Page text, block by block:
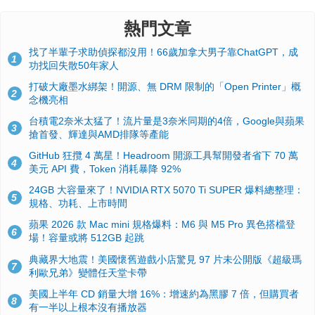
熱門文章
1
找了半輩子求助偵探都沒用！66歲加拿大男子靠ChatGPT，成
功找回失散50年家人
2
打破大廠墨水綁架！開源、無 DRM 限制的「Open Printer」概
念機亮相
3
台積電2奈米太猛了！流片量是3奈米同期的4倍，Google與蘋果
搶首發、輝達與AMD排隊等產能
4
GitHub 狂攬 4 萬星！Headroom 開源工具幫開發者省下 70 萬
美元 API 費，Token 消耗暴降 92%
5
24GB 大容量來了！NVIDIA RTX 5070 Ti SUPER 爆料總整理：
規格、功耗、上市時間
6
蘋果 2026 款 Mac mini 規格爆料：M6 與 M5 Pro 異色搭檔登
場！容量或將 512GB 起跳
7
典藏界大地震！美國懷舊遊戲小店驚見 97 片未公開版《超級瑪
利歐兄弟》變體任天堂卡帶
8
美國上半年 CD 銷量大增 16%：增速約為黑膠 7 倍，但購買者
有一半以上根本沒有播放器